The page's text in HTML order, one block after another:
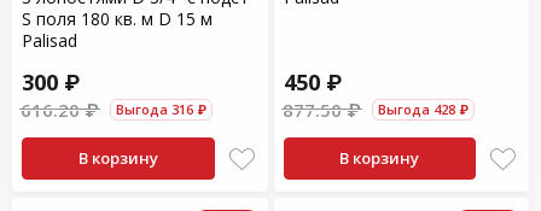
S поля 180 кв. м D 15 м
Palisad
300 ₽
616.20 ₽ Выгода 316 ₽
В корзину
450 ₽
877.50 ₽ Выгода 428 ₽
В корзину